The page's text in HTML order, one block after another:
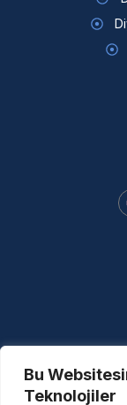
Bu
Teknolojiler